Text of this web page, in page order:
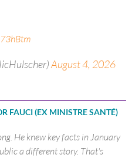
August 4, 2026
FAUCI (EX MINISTRE SANTÉ)
He knew key facts in January
a different story. That's